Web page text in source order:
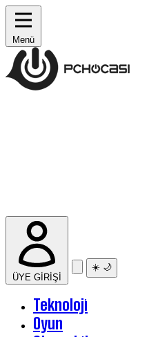
Menü
ÜYE GİRİŞİ
☀️ 🌙
Teknoloji
Oyun